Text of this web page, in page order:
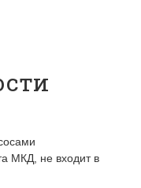
МКД, не входит в